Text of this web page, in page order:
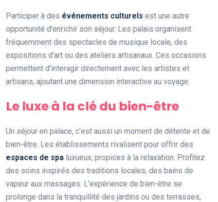
Participer à des événements culturels est une autre
opportunité d’enrichir son séjour. Les palais organisent
fréquemment des spectacles de musique locale, des
expositions d’art ou des ateliers artisanaux. Ces occasions
permettent d’interagir directement avec les artistes et
artisans, ajoutant une dimension interactive au voyage.
Le luxe à la clé du bien-être
Un séjour en palace, c’est aussi un moment de détente et de
bien-être. Les établissements rivalisent pour offrir des
espaces de spa luxueux, propices à la relaxation. Profitez
des soins inspirés des traditions locales, des bains de
vapeur aux massages. L’expérience de bien-être se
prolonge dans la tranquillité des jardins ou des terrasses,